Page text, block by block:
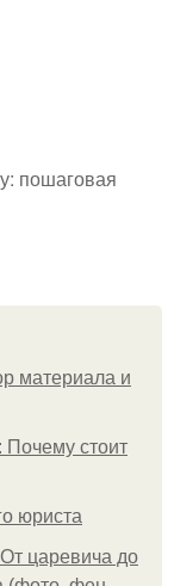
пошаговая
материала и
стоит
юриста
царевича до